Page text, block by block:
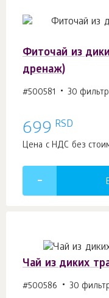
Фиточай из
дренаж)
#500581 30
699 RSD
Цена с НДС без
Чай из диких
#500586 30